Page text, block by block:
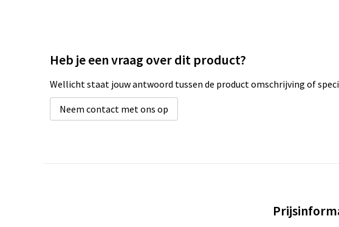
Heb je een vraag over dit product?
Wellicht staat jouw antwoord tussen de product omschrijving of
Neem contact met ons op